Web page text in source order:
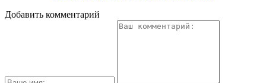
Добавить комментарий